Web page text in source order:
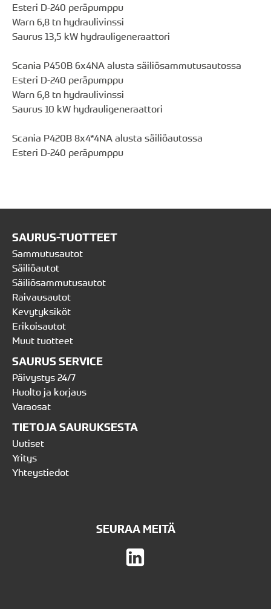
Esteri D-240 peräpumppu
Warn 6,8 tn hydraulivinssi
Saurus 13,5 kW hydrauligeneraattori
Scania P450B 6x4NA alusta säiliösammutusautossa
Esteri D-240 peräpumppu
Warn 6,8 tn hydraulivinssi
Saurus 10 kW hydrauligeneraattori
Scania P420B 8x4*4NA alusta säiliöautossa
Esteri D-240 peräpumppu
SAURUS-TUOTTEET
Sammutusautot
Säiliöautot
Säiliösammutusautot
Raivausautot
Kevytyksiköt
Erikoisautot
Muut tuotteet
SAURUS SERVICE
Päivystys 24/7
Huolto ja korjaus
Varaosat
TIETOJA SAURUKSESTA
Uutiset
Yritys
Yhteystiedot
SEURAA MEITÄ